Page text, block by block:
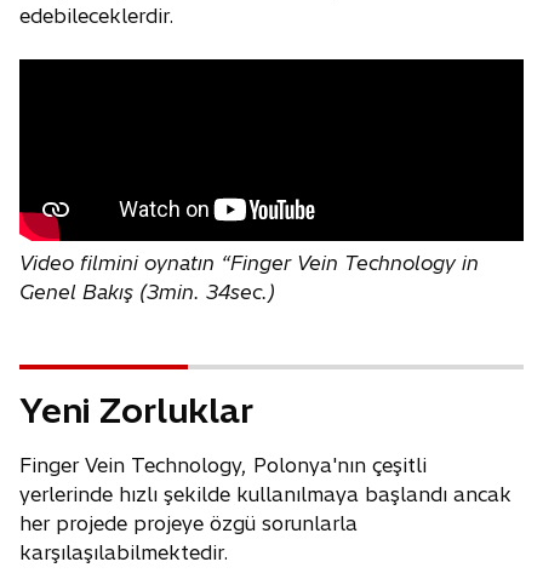
edebileceklerdir.
Video filmini oynatın “Finger Vein Technology in
Genel Bakış (3min. 34sec.)
Yeni Zorluklar
Finger Vein Technology, Polonya'nın çeşitli
yerlerinde hızlı şekilde kullanılmaya başlandı ancak
her projede projeye özgü sorunlarla
karşılaşılabilmektedir.